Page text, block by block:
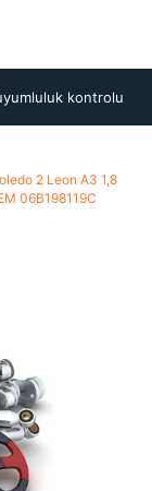
kontrolu
2 Leon A3 1,8
06B198119C